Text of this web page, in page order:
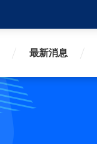
最新消息